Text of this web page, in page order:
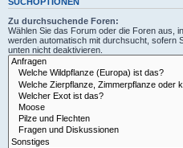
Zu durchsuchende Foren:
Wählen Sie das Forum oder die Foren aus,
werden automatisch mit durchsucht, sofern
unten nicht deaktivieren.